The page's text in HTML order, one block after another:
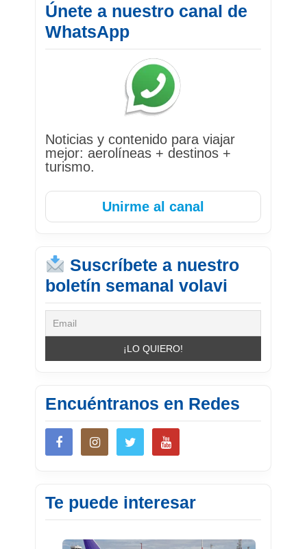
Únete a nuestro canal de
WhatsApp
Noticias y contenido para viajar
mejor: aerolíneas + destinos +
turismo.
Unirme al canal
Suscríbete a nuestro
boletín semanal volavi
Encuéntranos en Redes
Te puede interesar